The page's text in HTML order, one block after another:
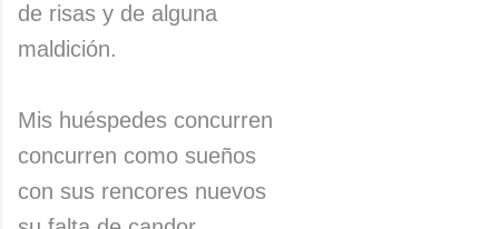
de risas y de alguna
maldición.
Mis huéspedes concurren
concurren como sueños
con sus rencores nuevos